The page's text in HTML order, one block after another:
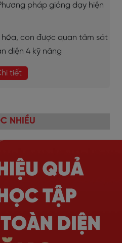
pháp giảng dạy hiện
hóa, con được quan tâm sát
diện 4 kỹ năng
tiết
NHIỀU